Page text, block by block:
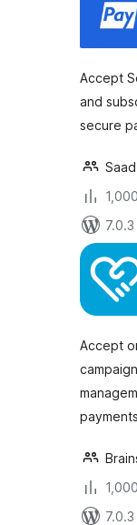
Accept
and
secure
7.0.3
Accept
7.0.3